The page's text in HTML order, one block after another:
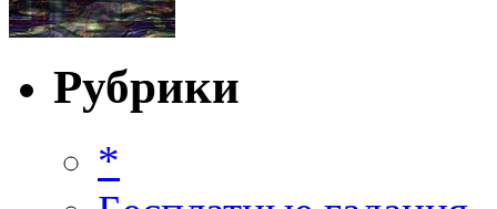
Рубрики
*